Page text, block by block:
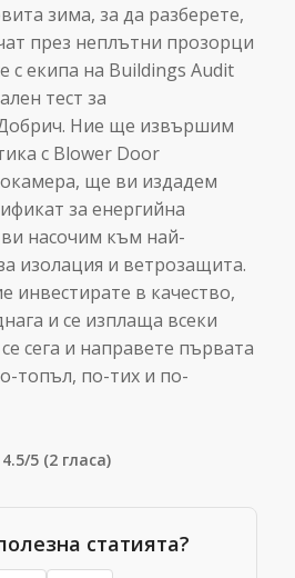
зима, за да разберете,
през неплътни прозорци
с екипа на Buildings Audit
тест за
Ние ще извършим
с Blower Door
ще ви издадем
за енергийна
насочим към най-
изолация и ветрозащита.
инвестирате в качество,
и се изплаща всеки
сега и направете първата
топъл, по-тих и по-
4.5/5 (2 гласа)
статията?